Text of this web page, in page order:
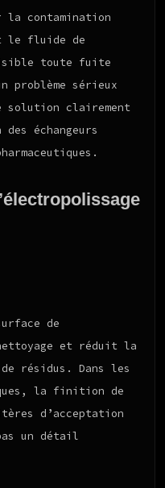
contamination
le fluide de
toute fuite
problème sérieux
solution clairement
échangeurs
de
et réduit la
résidus. Dans les
la finition de
d’acceptation
un détail